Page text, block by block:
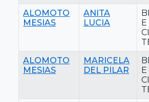
ALOMOTO
MESIAS
ANITA
LUCIA
ALOMOTO
MESIAS
MARICELA
DEL PILAR